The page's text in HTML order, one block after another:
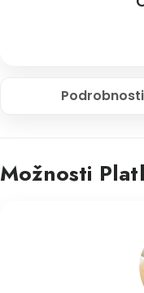
Možnosti